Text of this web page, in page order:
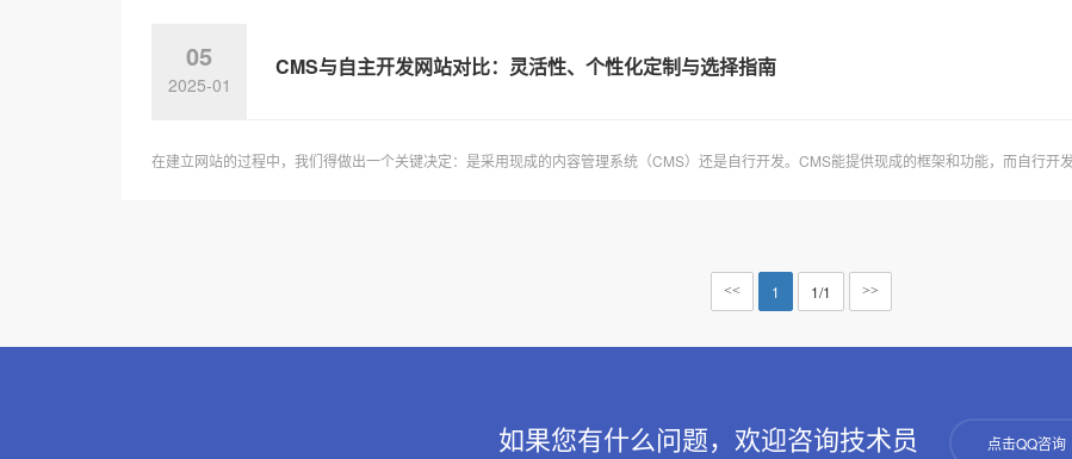
05
2025-01
CMS与自主开发网站对比：灵活性、个性化定制与选择指南
在建立网站的过程中，我们得做出一个关键决定：是采用现成的内容管理系统（CMS）还是自行开发。CMS能提供现成的框架和功能，而自行开
<< 1 1/1 >>
如果您有什么问题，欢迎咨询技术员 点击QQ咨询